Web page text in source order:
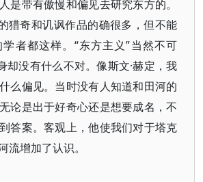
是带有傲慢和偏见去研究东方的。
猎奇和讥讽作品的确很多，但不能
者都这样。“东方主义”当然不可
却没有什么不对。像斯文·赫定，我
么偏见。当时没有人知道和田河的
论是出于好奇心还是想要成名，不
答案。客观上，他使我们对于塔克
流增加了认识。